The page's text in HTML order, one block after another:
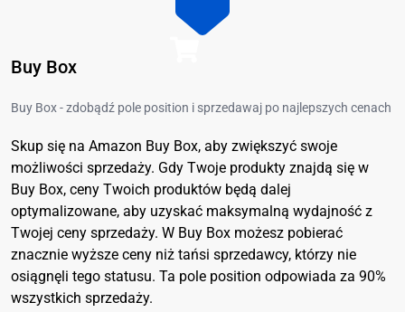
Buy Box
Buy Box - zdobądź pole position i sprzedawaj po najlepszych cenach
Skup się na Amazon Buy Box, aby zwiększyć swoje
możliwości sprzedaży. Gdy Twoje produkty znajdą się w
Buy Box, ceny Twoich produktów będą dalej
optymalizowane, aby uzyskać maksymalną wydajność z
Twojej ceny sprzedaży. W Buy Box możesz pobierać
znacznie wyższe ceny niż tańsi sprzedawcy, którzy nie
osiągnęli tego statusu. Ta pole position odpowiada za 90%
wszystkich sprzedaży.